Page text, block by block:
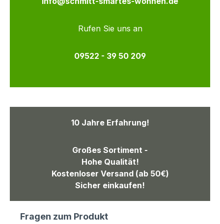
Rufen Sie uns an
09522 - 39 50 209
10 Jahre Erfahrung!
Großes Sortiment -
Hohe Qualität!
Kostenloser Versand (ab 50€)
Sicher einkaufen!
Fragen zum Produkt